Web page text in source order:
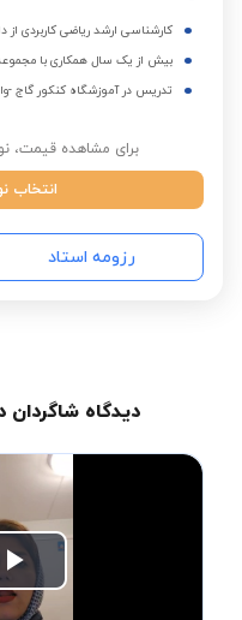
کارشناسی ارشد ریاضی کاربردی از
بیش از یک سال همکاری با
تدریس در آموزشگاه کنکور گاج -
برای مشاهده قیمت،
انتخاب
رزومه استاد
دیدگاه شاگردان